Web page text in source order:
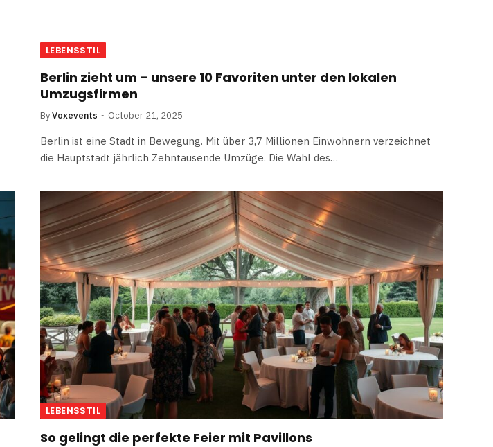
LEBENSSTIL
Berlin zieht um – unsere 10 Favoriten unter den lokalen
Umzugsfirmen
ByVoxevents October 21, 2025
Berlin ist eine Stadt in Bewegung. Mit über 3,7 Millionen Einwohnern verzeichnet
die Hauptstadt jährlich Zehntausende Umzüge. Die Wahl des…
LEBENSSTIL
So gelingt die perfekte Feier mit Pavillons